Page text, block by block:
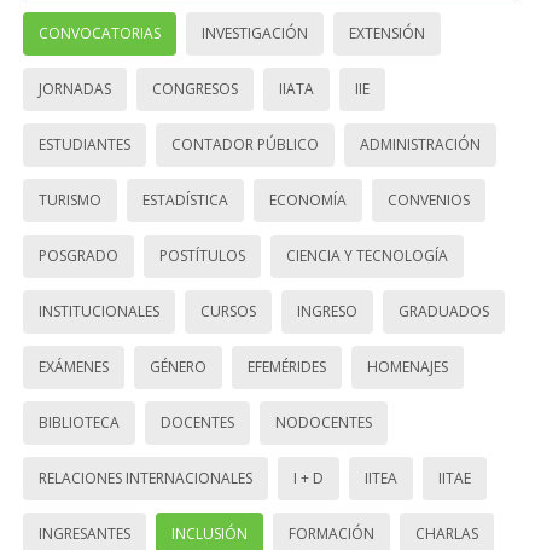
CONVOCATORIAS INVESTIGACIÓN EXTENSIÓN
JORNADAS CONGRESOS IIATA IIE
ESTUDIANTES CONTADOR PÚBLICO ADMINISTRACIÓN
TURISMO ESTADÍSTICA ECONOMÍA CONVENIOS
POSGRADO POSTÍTULOS CIENCIA Y TECNOLOGÍA
INSTITUCIONALES CURSOS INGRESO GRADUADOS
EXÁMENES GÉNERO EFEMÉRIDES HOMENAJES
BIBLIOTECA DOCENTES NODOCENTES
RELACIONES INTERNACIONALES I + D IITEA IITAE
INGRESANTES INCLUSIÓN FORMACIÓN CHARLAS